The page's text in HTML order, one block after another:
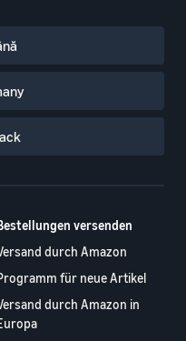
versenden
durch Amazon
für neue Artikel
durch Amazon in